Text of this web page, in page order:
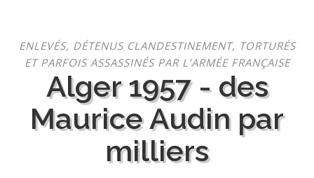
contenu
ENLEVÉS, DÉTENUS CLANDESTINEMENT, TORTURÉS
ET PARFOIS ASSASSINÉS PAR L’ARMÉE FRANÇAISE
Alger 1957 - des
Maurice Audin par
milliers